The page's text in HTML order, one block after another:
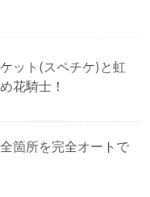
ット(スペチケ)と虹
花騎士！
箇所を完全オートで